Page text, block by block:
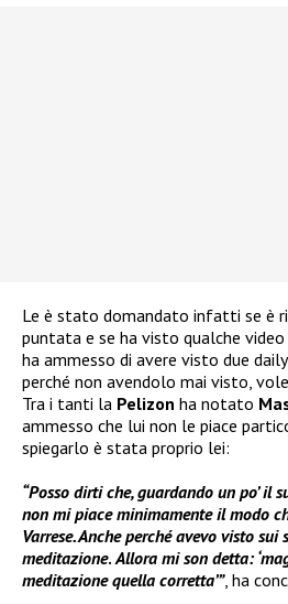
Le è stato domandato infatti se è
puntata e se ha visto qualche video
ha ammesso di avere visto due
perché non avendolo mai visto,
Tra i tanti la Pelizon ha notato
ammesso che lui non le piace
spiegarlo è stata proprio lei:
“Posso dirti che, guardando un po’ il
non mi piace minimamente il modo
Varrese. Anche perché avevo visto
meditazione. Allora mi son detta:
meditazione quella corretta’”, ha